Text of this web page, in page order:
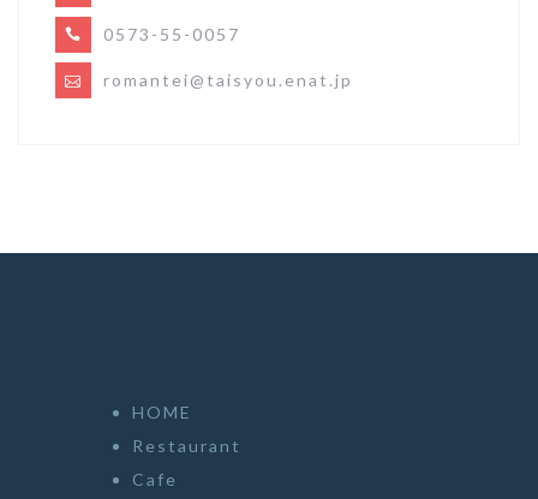
0573-55-0057
romantei@taisyou.enat.jp
HOME
Restaurant
Cafe